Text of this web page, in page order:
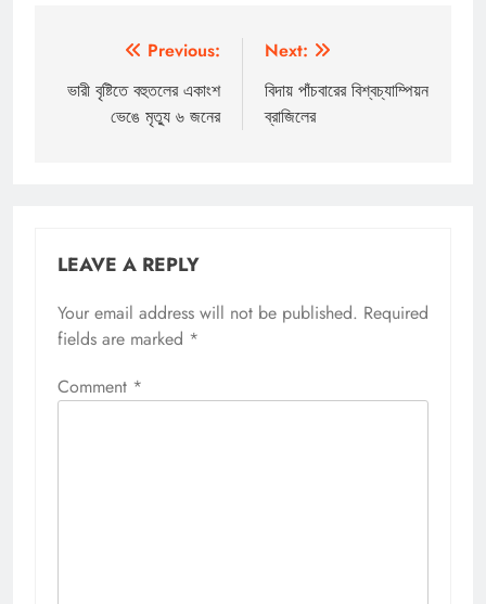
navigation
Previous:
ভারী বৃষ্টিতে বহুতলের একাংশ
ভেঙে মৃত্যু ৬ জনের
Next:
বিদায় পাঁচবারের বিশ্বচ্যাম্পিয়ন
ব্রাজিলের
LEAVE A REPLY
Your email address will not be published. Required
fields are marked *
Comment *